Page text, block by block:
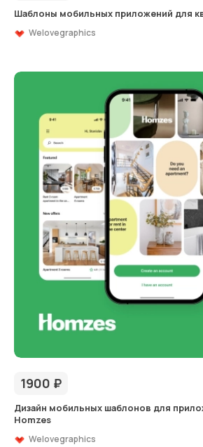
Шаблоны мобильных приложений для
Welovegraphics
1900 ₽
Дизайн мобильных шаблонов для
Homzes
Welovegraphics